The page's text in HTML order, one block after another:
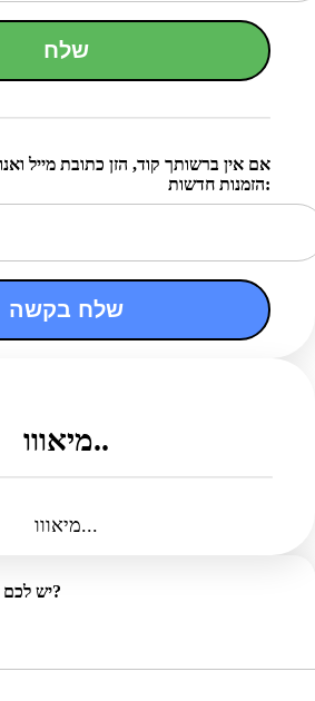
שלח
אם אין ברשותך קוד, הזן כתובת מייל
הזמנות חדשות:
שלח בקשה
מיאווו..
מיאווו...
יש לכם שאלות? נתקלתם בבאג?